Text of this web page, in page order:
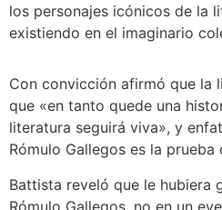
los personajes icónicos de la
existiendo en el imaginario
Con convicción afirmó que la
que «en tanto quede una
literatura seguirá viva», y
Rómulo Gallegos es la prueba
Battista reveló que le hubiera
Rómulo Gallegos, no en un